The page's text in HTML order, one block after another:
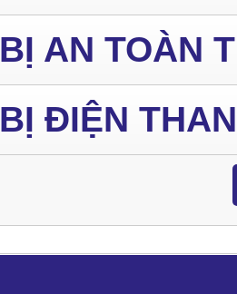
AN TOÀN
ĐIỆN